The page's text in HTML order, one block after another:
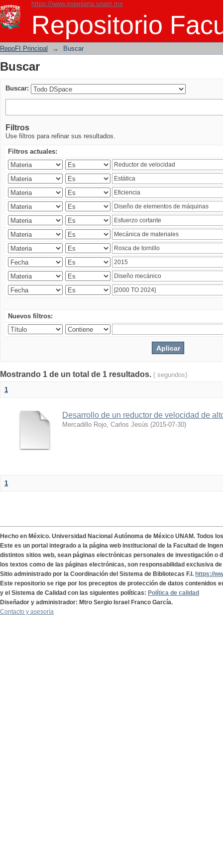
https://www.ingenieria.unam.mx
Repositorio
Buscar
RepoFI Principal → Buscar
Buscar
Buscar:
Filtros
Use filtros para refinar sus resultados.
Filtros actuales:
Nuevos filtros:
Mostrando 1 de un total de 1 resultados. ( segundos)
1
Desarrollo de un reductor de velocidad de
Mercadillo Rojo, Carlos Jesús (2015-07-30)
1
Hecho en México. Universidad Nacional Autónoma de México UNAM. Todos
Este es un portal integrado a la página web institucional de la Facultad de
distintos sitios web, sean páginas electrónicas personales de investigación o
los textos como de las páginas electrónicas, son responsabilidad exclusiva
Sitio administrado por la Coordinación del Sistema de Bibliotecas F.I. https://
Este repositorio se rige por los preceptos de protección de datos contenidos
y el Sistema de Calidad con las siguientes políticas: Política de calidad
Diseñador y administrador: Mtro Sergio Israel Franco García.
Contacto y asesoría